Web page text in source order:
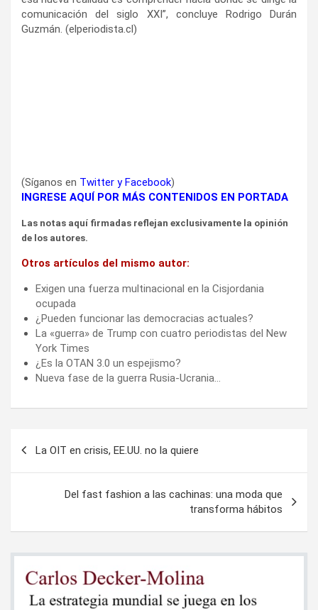
comunicación del siglo XXI”, concluye Rodrigo Durán
Guzmán. (elperiodista.cl)
(Síganos en Twitter yFacebook)
INGRESE AQUÍ POR MÁS CONTENIDOS EN PORTADA
Las notas aquí firmadas reflejan exclusivamente la opinión
de los autores.
Otros artículos del mismo autor:
Exigen una fuerza multinacional en la Cisjordania
ocupada
¿Pueden funcionar las democracias actuales?
La «guerra» de Trump con cuatro periodistas del New
York Times
¿Es la OTAN 3.0 un espejismo?
Nueva fase de la guerra Rusia-Ucrania…
entradas
La OIT en crisis, EE.UU. no la quiere
Del fast fashion a las cachinas: una moda que
transforma hábitos